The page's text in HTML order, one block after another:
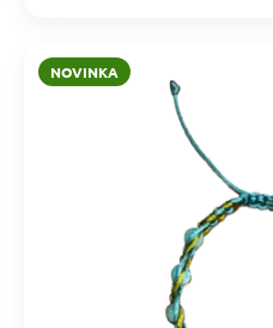
NOVINKA